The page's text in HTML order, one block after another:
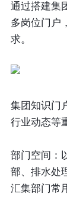
通过搭建集
多岗位门户
求。
集团知识门
行业动态等
部门空间 ：
部、排水处
汇集部门常